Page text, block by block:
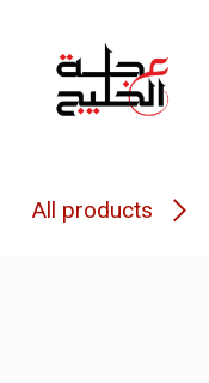
All products